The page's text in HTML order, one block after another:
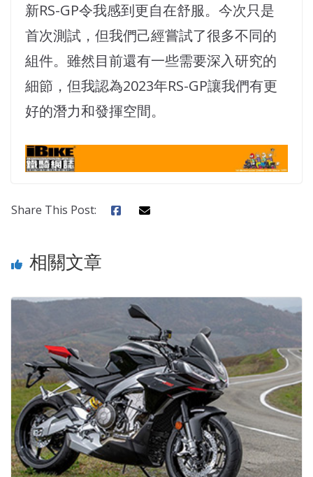
新RS-GP令我感到更自在舒服。今次只是
首次測試，但我們己經嘗試了很多不同的
組件。雖然目前還有一些需要深入研究的
細節，但我認為2023年RS-GP讓我們有更
好的潛力和發揮空間。
Share This Post:
相關文章